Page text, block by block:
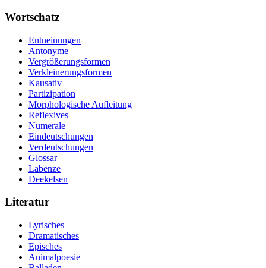
Wortschatz
Entneinungen
Antonyme
Vergrößerungsformen
Verkleinerungsformen
Kausativ
Partizipation
Morphologische Aufleitung
Reflexives
Numerale
Eindeutschungen
Verdeutschungen
Glossar
Labenze
Deekelsen
Literatur
Lyrisches
Dramatisches
Episches
Animalpoesie